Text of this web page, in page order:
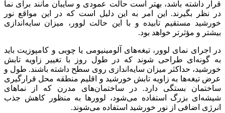
قرار داشته باشد، بهتر است حالت عمودی و سایبان مانند برای نما
در نظر بگیرند. این امر به این دلیل است که در این مواقع نور
خورشید مستقیم تابیده و با این حالت لوور، میزان سایه‌اندازی
بیشتر و مؤثرتر خواهد بود.
در اجرای نمای لوور، تیغه‌های آلومینیومی یا چوبی و کامپوزیت باید
به گونه‌ای طراحی شوند که در طول روز با تغییر زاویه تابش
خورشید، حداکثر میزان سایه‌اندازی روی سطح داشته باشند. طول و
عرض تیغه‌ها به زاویه تابش خورشید و اقلیم منطقه محل قرارگیری
ساختمان بستگی دارد. در ساختمان‌های مدرن که از نماهای
شیشه‌ای بزرگ استفاده می‌شود، لوورها به منظور کاهش جذب
انرژی اضافی از نور خورشید استفاده می‌شوند.